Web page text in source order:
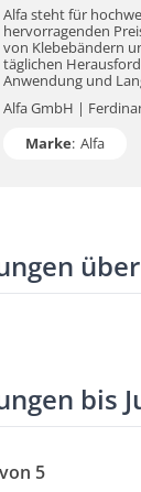
Alfa steht für
hervorragenden
von Klebebändern
täglichen
Anwendung und
Alfa GmbH |
Marke: Alfa
bis
5